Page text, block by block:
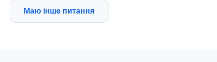
Маю інше питання